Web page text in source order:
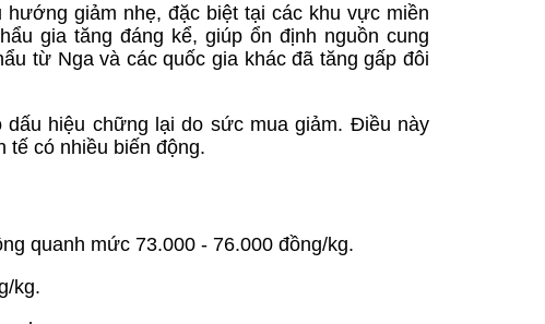
giảm nhẹ, đặc biệt tại các khu vực miền
gia tăng đáng kể, giúp ổn định nguồn cung
từ Nga và các quốc gia khác đã tăng gấp đôi
hiệu chững lại do sức mua giảm. Điều này
tế có nhiều biến động.
quanh mức 73.000 - 76.000 đồng/kg.
kg.